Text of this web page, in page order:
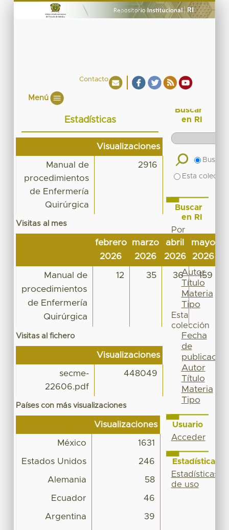
Contacto
Menú
Estadísticas
Visualizaciones
Manual de
procedimientos
de Enfermería
Quirúrgica
2916
Visitas al mes
febrero
2026
marzo
2026
abril
2026
mayo
2026
Manual de
procedimientos
de Enfermería
Quirúrgica
12 35 36 159
Visitas al fichero
Visualizaciones
secme-
22606.pdf
448049
Países con más visualizaciones
Visualizaciones
México 1631
Estados Unidos 246
Alemania 58
Ecuador 46
Argentina 39
Buscar
en RI
Buscar
Esta
Buscar
en RI
Por
Fecha
de
publicación
Autor
Título
Materia
Tipo
Esta
colección
Fecha
de
publicación
Autor
Título
Materia
Tipo
Usuario
Acceder
Estadísticas
Estadísticas
de uso